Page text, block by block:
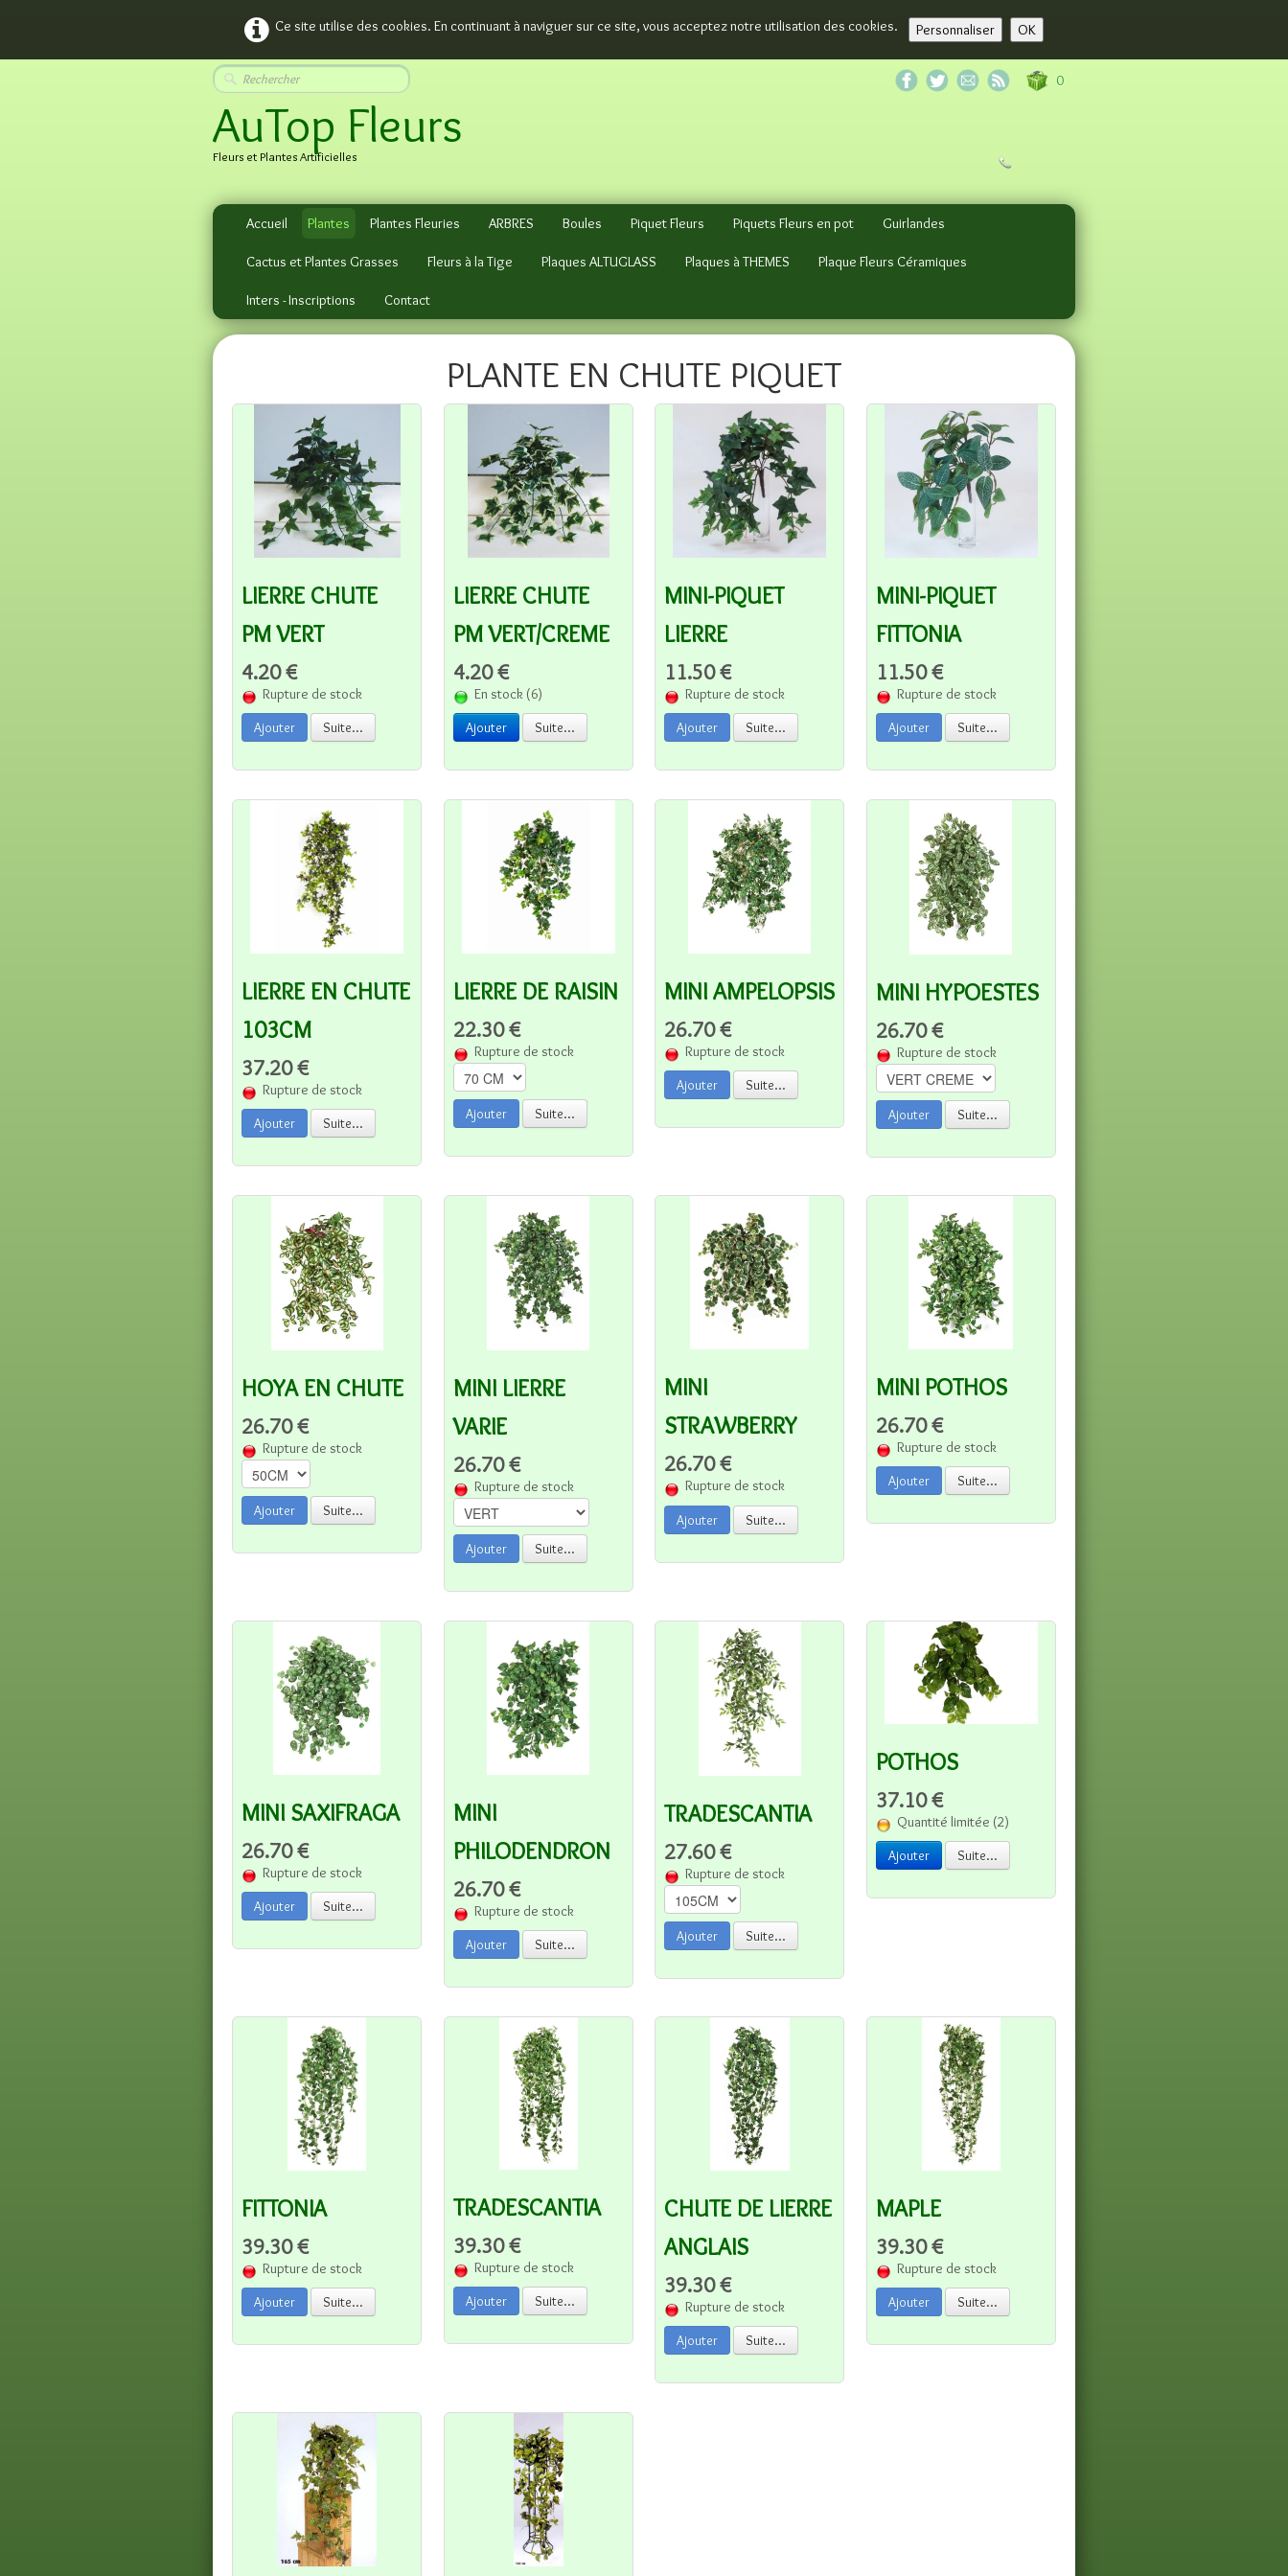
Ce site utilise des cookies. En continuant à naviguer sur ce site, vous acceptez notre utilisation des cookies. Personnaliser OK
0
AuTop Fleurs
Fleurs et Plantes Artificielles
Accueil Plantes Plantes Fleuries ARBRES Boules Piquet Fleurs Piquets Fleurs en pot Guirlandes
Cactus et Plantes Grasses Fleurs à la Tige Plaques ALTUGLASS Plaques à THEMES Plaque Fleurs Céramiques
Inters - Inscriptions Contact
PLANTE EN CHUTE PIQUET
LIERRE CHUTE
PM VERT
4.20 €
Rupture de stock
Ajouter
Suite...
LIERRE CHUTE
PM VERT/CREME
4.20 €
En stock (6)
Ajouter
Suite...
MINI-PIQUET
LIERRE
11.50 €
Rupture de stock
Ajouter
Suite...
MINI-PIQUET
FITTONIA
11.50 €
Rupture de stock
Ajouter
Suite...
LIERRE EN CHUTE
103CM
37.20 €
Rupture de stock
Ajouter
Suite...
LIERRE DE RAISIN
22.30 €
Rupture de stock
Ajouter Suite...
MINI AMPELOPSIS
26.70 €
Rupture de stock
Ajouter
Suite...
MINI HYPOESTES
26.70 €
Rupture de stock
Ajouter Suite...
HOYA EN CHUTE
26.70 €
Rupture de stock
Ajouter Suite...
MINI LIERRE
VARIE
26.70 €
Rupture de stock
Ajouter Suite...
MINI
STRAWBERRY
26.70 €
Rupture de stock
Ajouter
Suite...
MINI POTHOS
26.70 €
Rupture de stock
Ajouter
Suite...
MINI SAXIFRAGA
26.70 €
Rupture de stock
Ajouter
Suite...
MINI
PHILODENDRON
26.70 €
Rupture de stock
Ajouter
Suite...
TRADESCANTIA
27.60 €
Rupture de stock
Ajouter Suite...
POTHOS
37.10 €
Quantité limitée (2)
Ajouter
Suite...
FITTONIA
39.30 €
Rupture de stock
Ajouter
Suite...
TRADESCANTIA
39.30 €
Rupture de stock
Ajouter
Suite...
CHUTE DE LIERRE
ANGLAIS
39.30 €
Rupture de stock
Ajouter
Suite...
MAPLE
39.30 €
Rupture de stock
Ajouter
Suite...